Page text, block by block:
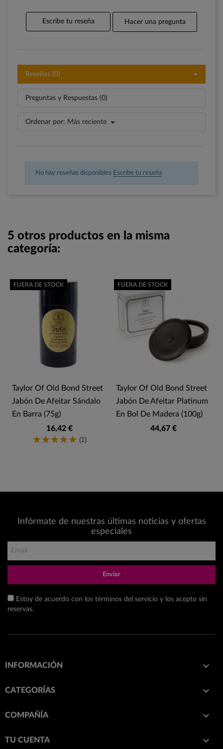
Escribe tu reseña Hacer una pregunta
Reseñas (0)
Preguntas y Respuestas (0)
Ordenar por: Más reciente
No hay reseñas disponibles Escribe tu reseña
5 otros productos en la misma
categoría:
Taylor Of Old Bond Street
Jabón De Afeitar Sándalo
En Barra (75g)
16,42 €
(1)
FUERA DE STOCK
Taylor Of Old Bond Street
Jabón De Afeitar Platinum
En Bol De Madera (100g)
44,67 €
FUERA DE STOCK
Infórmate de nuestras últimas noticias y ofertas
especiales
Enviar
Estoy de acuerdo con los términos del servicio y los acepto sin
reservas.
INFORMACIÓN 
CATEGORÍAS 
COMPAÑÍA 
TU CUENTA 